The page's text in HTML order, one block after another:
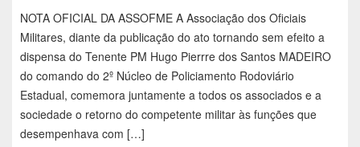
NOTA OFICIAL DA ASSOFME A Associação dos Oficiais
Militares, diante da publicação do ato tornando sem efeito a
dispensa do Tenente PM Hugo Pierrre dos Santos MADEIRO
do comando do 2º Núcleo de Policiamento Rodoviário
Estadual, comemora juntamente a todos os associados e a
sociedade o retorno do competente militar às funções que
desempenhava com […]